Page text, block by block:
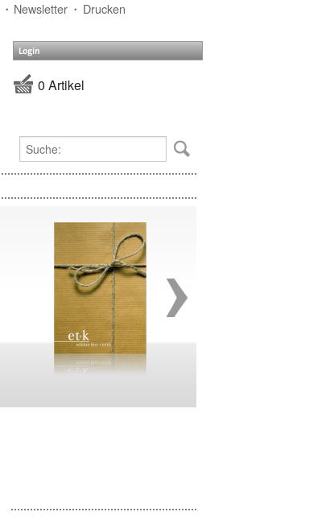
Newsletter Drucken
Login
0 Artikel